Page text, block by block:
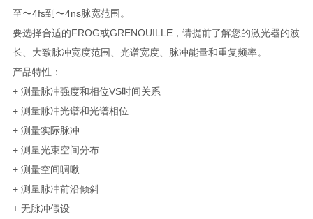
至〜4fs到〜4ns脉宽范围。
要选择合适的FROG或GRENOUILLE，请提前了解您的激光器的波
长、大致脉冲宽度范围、光谱宽度、脉冲能量和重复频率。
产品特性：
+ 测量脉冲强度和相位VS时间关系
+ 测量脉冲光谱和光谱相位
+ 测量实际脉冲
+ 测量光束空间分布
+ 测量空间啁啾
+ 测量脉冲前沿倾斜
+ 无脉冲假设